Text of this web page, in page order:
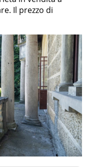
Il prezzo di